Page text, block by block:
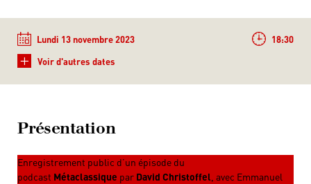
Lundi 13 novembre 2023 18:30
+ Voir d'autres dates
Présentation
Enregistrement public d’un épisode du
podcast Métaclassique par David Christoffel , avec Emmanuel